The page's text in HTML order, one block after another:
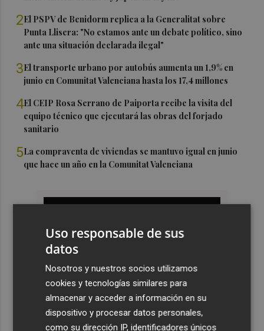
2El PSPV de Benidorm replica a la Generalitat sobre
Punta Llisera: "No estamos ante un debate político, sino
ante una situación declarada ilegal"
3El transporte urbano por autobús aumenta un 1,9% en
junio en Comunitat Valenciana hasta los 17,4 millones
4El CEIP Rosa Serrano de Paiporta recibe la visita del
equipo técnico que ejecutará las obras del forjado
sanitario
5La compraventa de viviendas se mantuvo igual en junio
que hace un año en la Comunitat Valenciana
Uso responsable de sus
datos
Nosotros y nuestros socios utilizamos
cookies y tecnologías similares para
almacenar y acceder a información en su
dispositivo y procesar datos personales,
como su dirección IP, identificadores únicos